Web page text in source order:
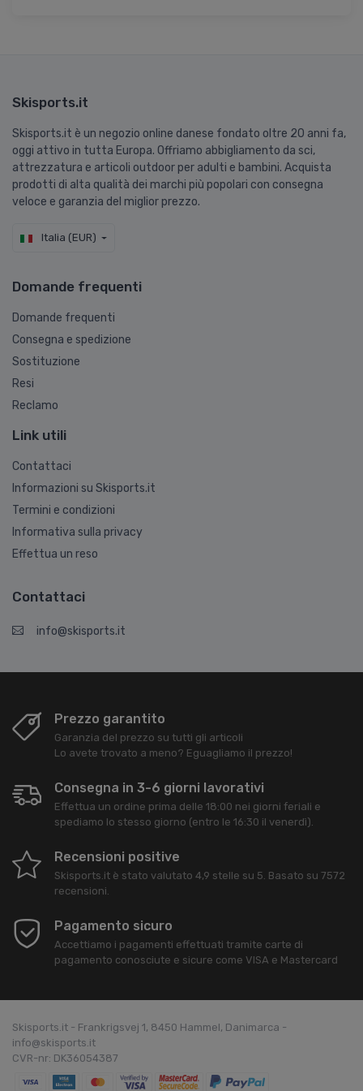
Skisports.it
Skisports.it è un negozio online danese fondato oltre 20 anni fa,
oggi attivo in tutta Europa. Offriamo abbigliamento da sci,
attrezzatura e articoli outdoor per adulti e bambini. Acquista
prodotti di alta qualità dei marchi più popolari con consegna
veloce e garanzia del miglior prezzo.
Italia (EUR)
Domande frequenti
Domande frequenti
Consegna e spedizione
Sostituzione
Resi
Reclamo
Link utili
Contattaci
Informazioni su Skisports.it
Termini e condizioni
Informativa sulla privacy
Effettua un reso
Contattaci
info@skisports.it
Prezzo garantito
Garanzia del prezzo su tutti gli articoli
Lo avete trovato a meno? Eguagliamo il prezzo!
Consegna in 3-6 giorni lavorativi
Effettua un ordine prima delle 18:00 nei giorni feriali e
spediamo lo stesso giorno (entro le 16:30 il venerdì).
Recensioni positive
Skisports.it è stato valutato 4,9 stelle su 5. Basato su 7572
recensioni.
Pagamento sicuro
Accettiamo i pagamenti effettuati tramite carte di
pagamento conosciute e sicure come VISA e Mastercard
Skisports.it - Frankrigsvej 1, 8450 Hammel, Danimarca -
info@skisports.it
CVR-nr: DK36054387